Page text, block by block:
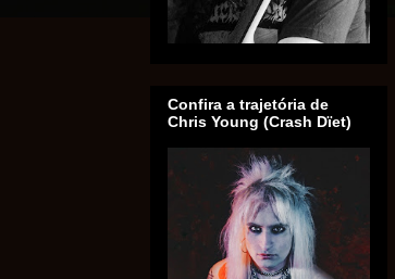
Confira a trajetória de
Chris Young (Crash Dïet)